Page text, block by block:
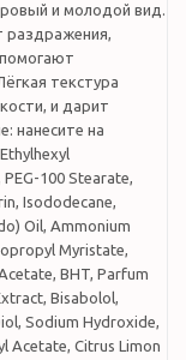
и молодой вид.
раздражения,
текстура
и дарит
нанесите на
100 Stearate,
Isododecane,
Oil, Ammonium
Myristate,
BHT, Parfum
Bisabolol,
Sodium Hydroxide,
Acetate, Citrus Limon